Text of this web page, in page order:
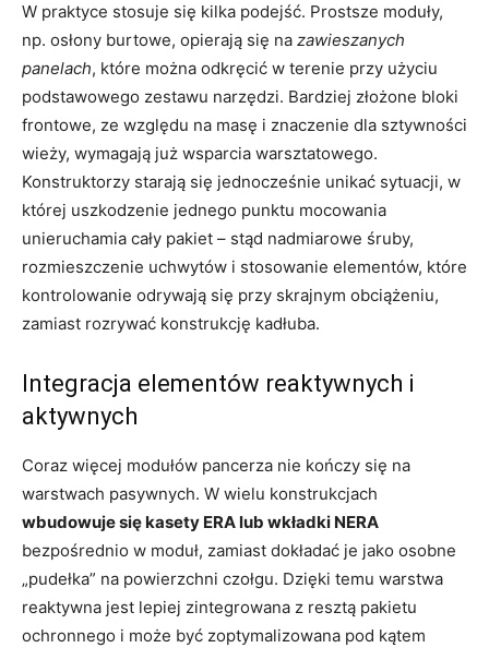
W praktyce stosuje się kilka podejść. Prostsze moduły,
np. osłony burtowe, opierają się na zawieszanych
panelach, które można odkręcić w terenie przy użyciu
podstawowego zestawu narzędzi. Bardziej złożone bloki
frontowe, ze względu na masę i znaczenie dla sztywności
wieży, wymagają już wsparcia warsztatowego.
Konstruktorzy starają się jednocześnie unikać sytuacji, w
której uszkodzenie jednego punktu mocowania
unieruchamia cały pakiet – stąd nadmiarowe śruby,
rozmieszczenie uchwytów i stosowanie elementów, które
kontrolowanie odrywają się przy skrajnym obciążeniu,
zamiast rozrywać konstrukcję kadłuba.
Integracja elementów reaktywnych i
aktywnych
Coraz więcej modułów pancerza nie kończy się na
warstwach pasywnych. W wielu konstrukcjach
wbudowuje się kasety ERA lub wkładki NERA
bezpośrednio w moduł, zamiast dokładać je jako osobne
„pudełka” na powierzchni czołgu. Dzięki temu warstwa
reaktywna jest lepiej zintegrowana z resztą pakietu
ochronnego i może być zoptymalizowana pod kątem